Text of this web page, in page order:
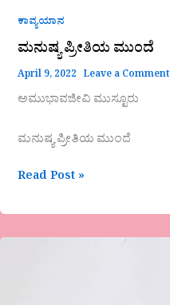
ಕಾವ್ಯಯಾನ
ಮನುಷ್ಯ ಪ್ರೀತಿಯ ಮುಂದೆ
April 9, 2022 Leave a Comment
ಅಮುಭಾವಜೀವಿ ಮುಸ್ಟೂರು
ಮನುಷ್ಯ ಪ್ರೀತಿಯ ಮುಂದೆ
Read Post »